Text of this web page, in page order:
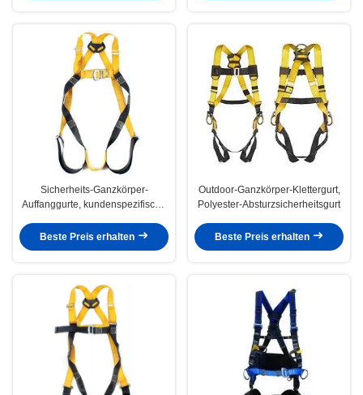
Sicherheits-Ganzkörper-
Auffanggurte, kundenspezifische
Beste Preis erhalten
Outdoor-Ganzkörper-Klettergurt,
Polyester-Absturzsicherheitsgurt
Beste Preis erhalten